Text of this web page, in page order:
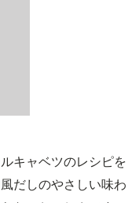
キャベツのレシピを
だしのやさしい味わ